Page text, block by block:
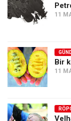
11
Bir
11